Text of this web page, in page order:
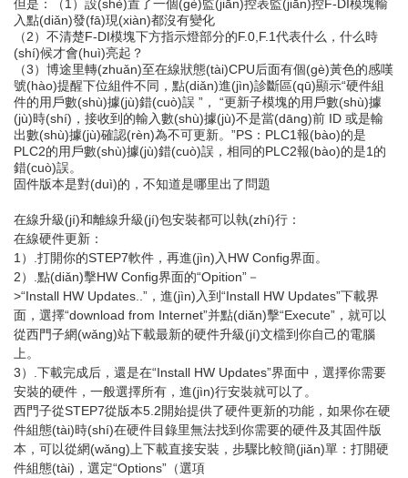
但是：（1）設(shè)置了一個(gè)監(jiān)控表監(jiān)控F-DI模塊輸
入點(diǎn)發(fā)現(xiàn)都沒有變化
（2）不清楚F-DI模塊下方指示燈部分的F.0,F.1代表什么，什么時
(shí)候才會(huì)亮起？
（3）博途里轉(zhuǎn)至在線狀態(tài)CPU后面有個(gè)黃色的感嘆
號(hào)提醒下位組件不同，點(diǎn)進(jìn)診斷區(qū)顯示“硬件組
件的用戶數(shù)據(jù)錯(cuò)誤 ”， “更新子模塊的用戶數(shù)據
(jù)時(shí)，接收到的輸入數(shù)據(jù)不是當(dāng)前 ID 或是輸
出數(shù)據(jù)確認(rèn)為不可更新。”PS：PLC1報(bào)的是
PLC2的用戶數(shù)據(jù)錯(cuò)誤，相同的PLC2報(bào)的是1的
錯(cuò)誤。
固件版本是對(duì)的，不知道是哪里出了問題
在線升級(jí)和離線升級(jí)包安裝都可以執(zhí)行：
在線硬件更新：
1）.打開你的STEP7軟件，再進(jìn)入HW Config界面。
2）.點(diǎn)擊HW Config界面的“Opition”－
>“Install HW Updates..”，進(jìn)入到“Install HW Updates”下載界
面，選擇“download from Internet”并點(diǎn)擊“Execute”，就可以
從西門子網(wǎng)站下載最新的硬件升級(jí)文檔到你自己的電腦
上。
3）.下載完成后，還是在“Install HW Updates”界面中，選擇你需要
安裝的硬件，一般選擇所有，進(jìn)行安裝就可以了。
西門子從STEP7從版本5.2開始提供了硬件更新的功能，如果你在硬
件組態(tài)時(shí)在硬件目錄里無法找到你需要的硬件及其固件版
本，可以從網(wǎng)上下載直接安裝，步驟比較簡(jiǎn)單：打開硬
件組態(tài)，選定“Options”（選項